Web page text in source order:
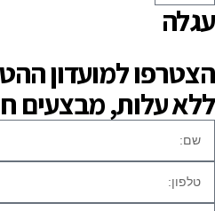
עגלה
הצטרפו למועדון
ללא עלות, מבצעים